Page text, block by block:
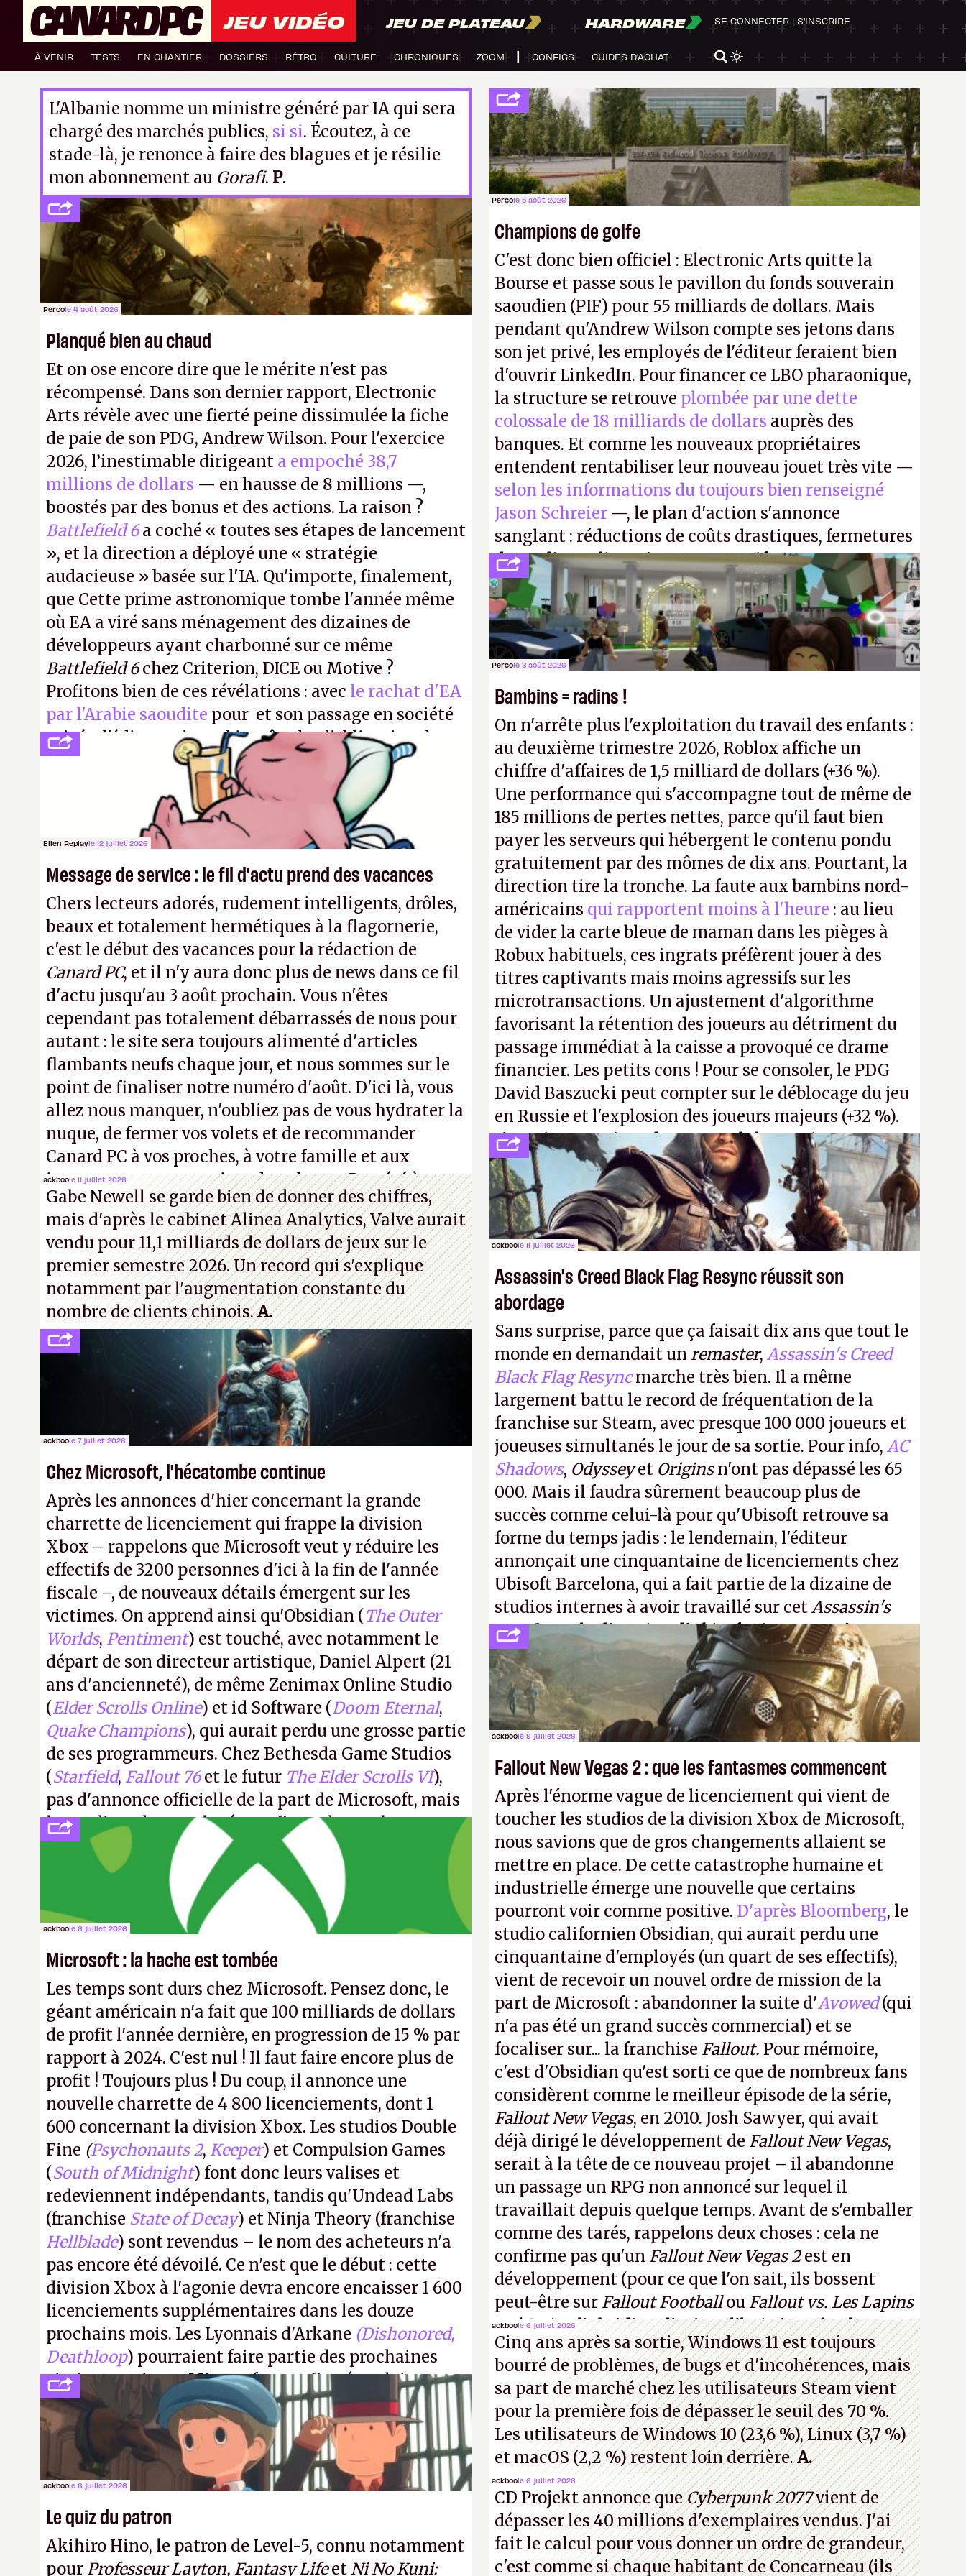
JEU VIDÉO JEU DE PLATEAU HARDWARE
À VENIR TESTS EN CHANTIER DOSSIERS RÉTRO CULTURE CHRONIQUES ZOOM CONFIGS GUIDES D'ACHAT
SE CONNECTER | S'INSCRIRE
L'Albanie nomme un ministre généré par IA qui sera
chargé des marchés publics, si si. Écoutez, à ce
stade-là, je renonce à faire des blagues et je résilie
mon abonnement au Gorafi. P.
Percole 5 août 2026
Champions de golfe
C'est donc bien officiel : Electronic Arts quitte la
Bourse et passe sous le pavillon du fonds souverain
saoudien (PIF) pour 55 milliards de dollars. Mais
pendant qu'Andrew Wilson compte ses jetons dans
son jet privé, les employés de l'éditeur feraient bien
d'ouvrir LinkedIn. Pour financer ce LBO pharaonique,
la structure se retrouve plombée par une dette
colossale de 18 milliards de dollars auprès des
banques. Et comme les nouveaux propriétaires
entendent rentabiliser leur nouveau jouet très vite —
selon les informations du toujours bien renseigné
Jason Schreier —, le plan d'action s'annonce
sanglant : réductions de coûts drastiques, fermetures
de studios et licenciements massifs. En gros, essorer
FCet Battlefield, puis virer le reste.P.
Percole 4 août 2026
Planqué bien au chaud
Et on ose encore dire que le mérite n'est pas
récompensé. Dans son dernier rapport, Electronic
Arts révèle avec une fierté peine dissimulée la fiche
de paie de son PDG, Andrew Wilson. Pour l'exercice
2026, l’inestimable dirigeant a empoché 38,7
millions de dollars — en hausse de 8 millions —,
boostés par des bonus et des actions. La raison ?
Battlefield 6a coché « toutes ses étapes de lancement
», et la direction a déployé une « stratégie
audacieuse » basée sur l'IA. Qu'importe, finalement,
que Cette prime astronomique tombe l'année même
où EA a viré sans ménagement des dizaines de
développeurs ayant charbonné sur ce même
Battlefield 6chez Criterion, DICE ou Motive ?
Profitons bien de ces révélations : avec le rachat d'EA
par l'Arabie saoudite pour et son passage en société
privée, l'éditeur n'aura bientôt plus l'obligation de
publier ses bilans. Encore une victoire pour la
Percole 3 août 2026
Bambins = radins !
On n'arrête plus l'exploitation du travail des enfants :
au deuxième trimestre 2026, Roblox affiche un
chiffre d'affaires de 1,5 milliard de dollars (+36 %).
Une performance qui s'accompagne tout de même de
185 millions de pertes nettes, parce qu'il faut bien
payer les serveurs qui hébergent le contenu pondu
gratuitement par des mômes de dix ans. Pourtant, la
direction tire la tronche. La faute aux bambins nord-
américains qui rapportent moins à l'heure : au lieu
de vider la carte bleue de maman dans les pièges à
Robux habituels, ces ingrats préfèrent jouer à des
titres captivants mais moins agressifs sur les
microtransactions. Un ajustement d'algorithme
favorisant la rétention des joueurs au détriment du
passage immédiat à la caisse a provoqué ce drame
financier. Les petits cons ! Pour se consoler, le PDG
David Baszucki peut compter sur le déblocage du jeu
en Russie et l'explosion des joueurs majeurs (+32 %).
L'avenir appartient donc aux adultes, qui ne sont
jamais que des enfants avec du pouvoir d'achat.P.
Ellen Replayle 12 juillet 2026
Message de service : le fil d'actu prend des vacances
Chers lecteurs adorés, rudement intelligents, drôles,
beaux et totalement hermétiques à la flagornerie,
c'est le début des vacances pour la rédaction de
Canard PC, et il n'y aura donc plus de news dans ce fil
d'actu jusqu'au 3 août prochain. Vous n'êtes
cependant pas totalement débarrassés de nous pour
autant : le site sera toujours alimenté d'articles
flambants neufs chaque jour, et nous sommes sur le
point de finaliser notre numéro d'août. D'ici là, vous
allez nous manquer, n'oubliez pas de vous hydrater la
nuque, de fermer vos volets et de recommander
Canard PC à vos proches, à votre famille et aux
inconnus que vous croisez dans la rue. Bon été à tous
! –ER.
ackboole 11 juillet 2026
Assassin's Creed Black Flag Resync réussit son
abordage
Sans surprise, parce que ça faisait dix ans que tout le
monde en demandait un remaster, Assassin's Creed
Black Flag Resyncmarche très bien. Il a même
largement battu le record de fréquentation de la
franchise sur Steam, avec presque 100 000 joueurs et
joueuses simultanés le jour de sa sortie. Pour info, AC
Shadows, Odysseyet Originsn'ont pas dépassé les 65
000. Mais il faudra sûrement beaucoup plus de
succès comme celui-là pour qu'Ubisoft retrouve sa
forme du temps jadis : le lendemain, l'éditeur
annonçait une cinquantaine de licenciements chez
Ubisoft Barcelona, qui a fait partie de la dizaine de
studios internes à avoir travaillé sur cetAssassin's
Creedsous la direction d'Ubisoft Singapour.A.
ackboole 11 juillet 2026
Gabe Newell se garde bien de donner des chiffres,
mais d'après le cabinet Alinea Analytics, Valve aurait
vendu pour 11,1 milliards de dollars de jeux sur le
premier semestre 2026. Un record qui s'explique
notamment par l'augmentation constante du
nombre de clients chinois.A.
ackboole 9 juillet 2026
Fallout New Vegas 2 : que les fantasmes commencent
Après l'énorme vague de licenciement qui vient de
toucher les studios de la division Xbox de Microsoft,
nous savions que de gros changements allaient se
mettre en place. De cette catastrophe humaine et
industrielle émerge une nouvelle que certains
pourront voir comme positive. D'après Bloomberg, le
studio californien Obsidian, qui aurait perdu une
cinquantaine d'employés (un quart de ses effectifs),
vient de recevoir un nouvel ordre de mission de la
part de Microsoft : abandonner la suite d'Avowed(qui
n'a pas été un grand succès commercial) et se
focaliser sur... la franchise Fallout. Pour mémoire,
c'est d'Obsidian qu'est sorti ce que de nombreux fans
considèrent comme le meilleur épisode de la série,
Fallout New Vegas, en 2010. Josh Sawyer, qui avait
déjà dirigé le développement de Fallout New Vegas,
serait à la tête de ce nouveau projet – il abandonne
un passage un RPG non annoncé sur lequel il
travaillait depuis quelque temps. Avant de s'emballer
comme des tarés, rappelons deux choses : cela ne
confirme pas qu'un Fallout New Vegas 2est en
développement (pour ce que l'on sait, ils bossent
peut-être sur Fallout Footballou Fallout vs. Les Lapins
Crétins)et l'Obsidian d'aujourd'hui n'est plus le
même studio qu'il y a 15 ans. Mais bon, OK, on peut
commencer à fantasmer.A.
ackboole 7 juillet 2026
Chez Microsoft, l'hécatombe continue
Après les annonces d'hier concernant la grande
charrette de licenciement qui frappe la division
Xbox – rappelons que Microsoft veut y réduire les
effectifs de 3200 personnes d'ici à la fin de l'année
fiscale –, de nouveaux détails émergent sur les
victimes. On apprend ainsi qu'Obsidian (The Outer
Worlds, Pentiment) est touché, avec notamment le
départ de son directeur artistique, Daniel Alpert (21
ans d'ancienneté), de même Zenimax Online Studio
(Elder Scrolls Online) et id Software (Doom Eternal,
Quake Champions), qui aurait perdu une grosse partie
de ses programmeurs. Chez Bethesda Game Studios
(Starfield, Fallout 76et le futur The Elder Scrolls VI),
pas d'annonce officielle de la part de Microsoft, mais
le syndicat des employés confirme de nombreux
licenciements.
A.
ackboole 6 juillet 2026
Cinq ans après sa sortie, Windows 11 est toujours
bourré de problèmes, de bugs et d'incohérences, mais
sa part de marché chez les utilisateurs Steam vient
pour la première fois de dépasser le seuil des 70 %.
Les utilisateurs de Windows 10 (23,6 %), Linux (3,7 %)
et macOS (2,2 %) restent loin derrière.A.
ackboole 6 juillet 2026
Microsoft : la hache est tombée
Les temps sont durs chez Microsoft. Pensez donc, le
géant américain n'a fait que 100 milliards de dollars
de profit l'année dernière, en progression de 15 % par
rapport à 2024. C'est nul ! Il faut faire encore plus de
profit ! Toujours plus ! Du coup, il annonce une
nouvelle charrette de 4 800 licenciements, dont 1
600 concernant la division Xbox. Les studios Double
Fine (Psychonauts 2, Keeper) et Compulsion Games
(South of Midnight) font donc leurs valises et
redeviennent indépendants, tandis qu'Undead Labs
(franchise State of Decay) et Ninja Theory (franchise
Hellblade) sont revendus – le nom des acheteurs n'a
pas encore été dévoilé. Ce n'est que le début : cette
division Xbox à l'agonie devra encore encaisser 1 600
licenciements supplémentaires dans les douze
prochains mois. Les Lyonnais d'Arkane (Dishonored,
Deathloop) pourraient faire partie des prochaines
victimes, puisque Microsoft a confirmé vouloir se
séparer du studio.A.
ackboole 6 juillet 2026
CD Projekt annonce queCyberpunk 2077vient de
dépasser les 40 millions d'exemplaires vendus. J'ai
fait le calcul pour vous donner un ordre de grandeur,
c'est comme si chaque habitant de Concarneau (ils
ackboole 6 juillet 2026
Le quiz du patron
Akihiro Hino, le patron de Level-5, connu notamment
pour Professeur Layton, Fantasy LifeetNi No Kuni: